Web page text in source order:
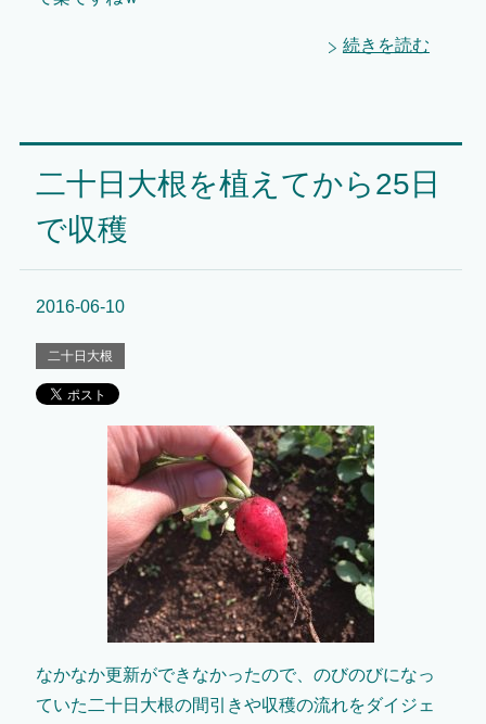
続きを読む
二十日大根を植えてから25日
で収穫
2016-06-10
二十日大根
なかなか更新ができなかったので、のびのびになっ
ていた二十日大根の間引きや収穫の流れをダイジェ